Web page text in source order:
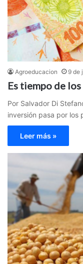
Agroeducacion 9 de
Es tiempo de los
Por Salvador Di
inversión pasa por los
Leer más »